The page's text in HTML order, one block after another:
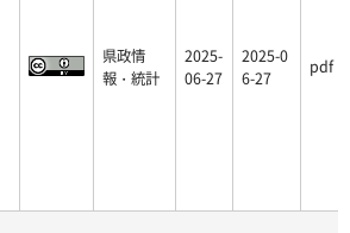
県政情
報・統計
2025-
06-27
2025-0
6-27
pdf